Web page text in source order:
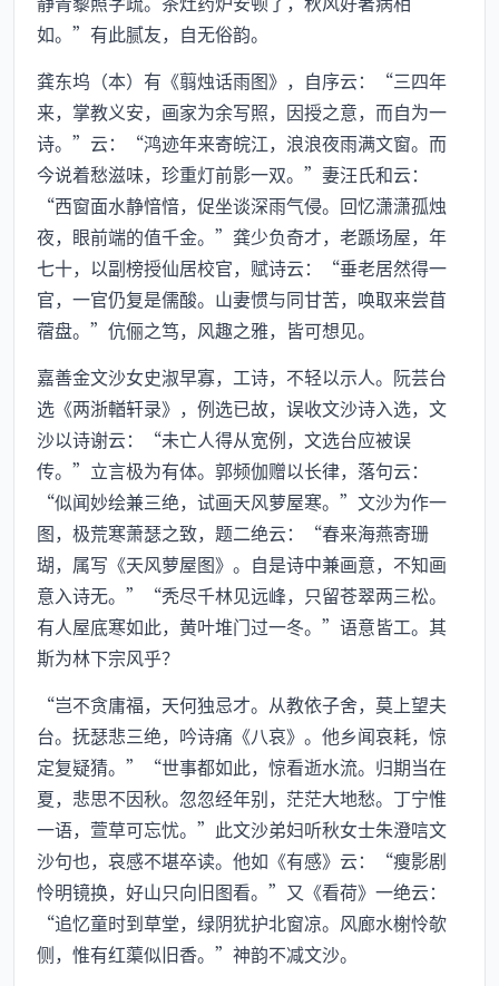
如。”有此腻友，自无俗韵。
龚东坞（本）有《翦烛话雨图》，自序云：“三四年
来，掌教义安，画家为余写照，因授之意，而自为一
诗。”云：“鸿迹年来寄皖江，浪浪夜雨满文窗。而
今说着愁滋味，珍重灯前影一双。”妻汪氏和云：
“西窗面水静愔愔，促坐谈深雨气侵。回忆潇潇孤烛
夜，眼前端的值千金。”龚少负奇才，老踬场屋，年
七十，以副榜授仙居校官，赋诗云：“垂老居然得一
官，一官仍复是儒酸。山妻惯与同甘苦，唤取来尝苜
蓿盘。”伉俪之笃，风趣之雅，皆可想见。
嘉善金文沙女史淑早寡，工诗，不轻以示人。阮芸台
选《两浙輶轩录》，例选已故，误收文沙诗入选，文
沙以诗谢云：“未亡人得从宽例，文选台应被误
传。”立言极为有体。郭频伽赠以长律，落句云：
“似闻妙绘兼三绝，试画天风萝屋寒。”文沙为作一
图，极荒寒萧瑟之致，题二绝云：“春来海燕寄珊
瑚，属写《天风萝屋图》。自是诗中兼画意，不知画
意入诗无。”“秃尽千林见远峰，只留苍翠两三松。
有人屋底寒如此，黄叶堆门过一冬。”语意皆工。其
斯为林下宗风乎？
“岂不贪庸福，天何独忌才。从教依子舍，莫上望夫
台。抚瑟悲三绝，吟诗痛《八哀》。他乡闻哀耗，惊
定复疑猜。”“世事都如此，惊看逝水流。归期当在
夏，悲思不因秋。忽忽经年别，茫茫大地愁。丁宁惟
一语，萱草可忘忧。”此文沙弟妇听秋女士朱澄唁文
沙句也，哀感不堪卒读。他如《有感》云：“瘦影剧
怜明镜换，好山只向旧图看。”又《看荷》一绝云：
“追忆童时到草堂，绿阴犹护北窗凉。风廊水榭怜欹
侧，惟有红蕖似旧香。”神韵不减文沙。